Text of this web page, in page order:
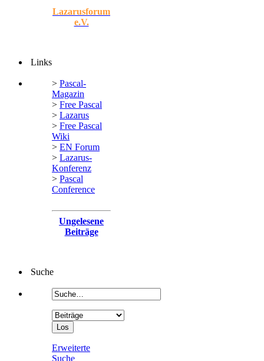
Lazarusforum
e.V.
Links
> Pascal-
Magazin
> Free Pascal
> Lazarus
> Free Pascal
Wiki
> EN Forum
> Lazarus-
Konferenz
> Pascal
Conference
Ungelesene
Beiträge
Suche
Erweiterte
Suche